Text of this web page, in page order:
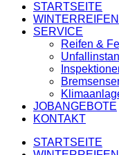
STARTSEITE
WINTERREIFEN
SERVICE
Reifen &
JOBANGEBOTE
KONTAKT
STARTSEITE